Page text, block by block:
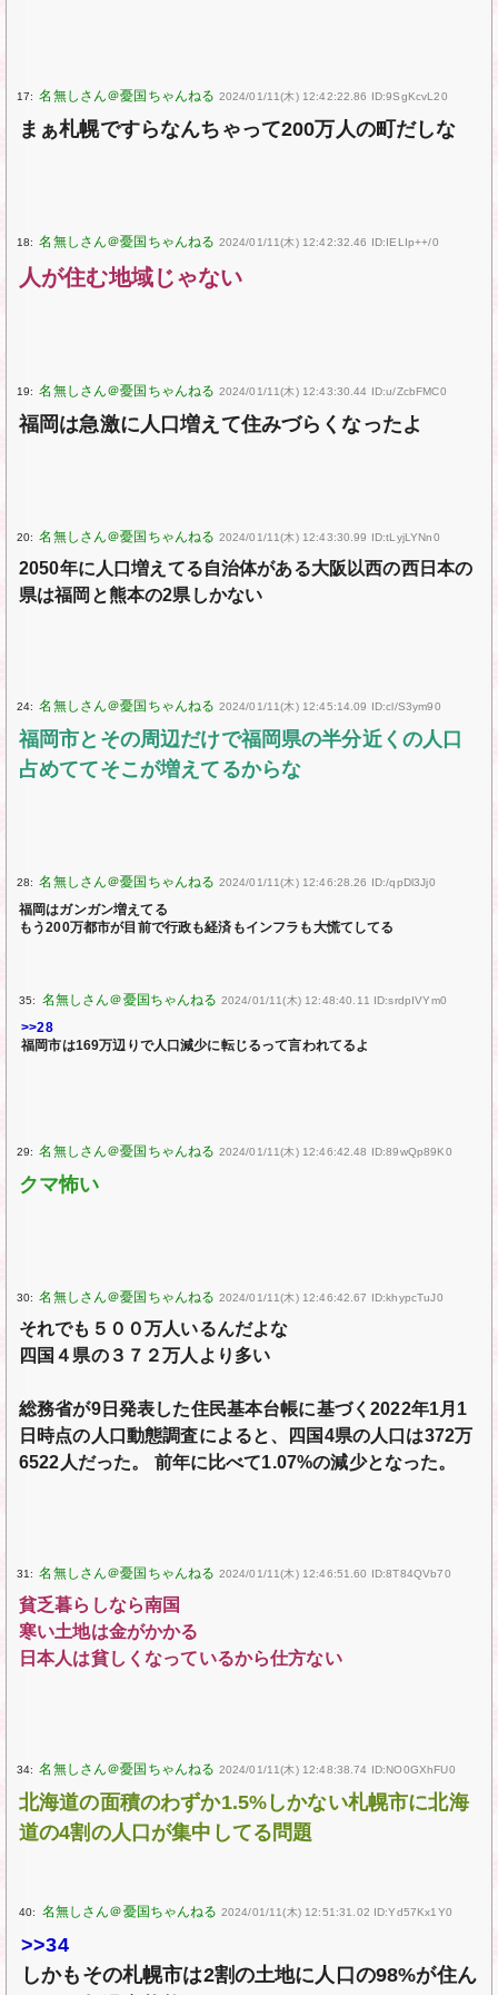
17: 2024/01/11(木) 12:42:22.86 ID:9SgKcvL20
まぁ札幌ですらなんちゃって200万人の町だしな
18: 2024/01/11(木) 12:42:32.46 ID:IELIp++/0
人が住む地域じゃない
19: 2024/01/11(木) 12:43:30.44 ID:u/ZcbFMC0
福岡は急激に人口増えて住みづらくなったよ
20: 2024/01/11(木) 12:43:30.99 ID:tLyjLYNn0
2050年に人口増えてる自治体がある大阪以西の西日本の
県は福岡と熊本の2県しかない
24: 2024/01/11(木) 12:45:14.09 ID:cl/S3ym90
福岡市とその周辺だけで福岡県の半分近くの人口
占めててそこが増えてるからな
28: 2024/01/11(木) 12:46:28.26 ID:/qpDl3Jj0
福岡はガンガン増えてる
もう200万都市が目前で行政も経済もインフラも大慌てしてる
35: 2024/01/11(木) 12:48:40.11 ID:srdpIVYm0
>>28
福岡市は169万辺りで人口減少に転じるって言われてるよ
29: 2024/01/11(木) 12:46:42.48 ID:89wQp89K0
クマ怖い
30: 2024/01/11(木) 12:46:42.67 ID:khypcTuJ0
それでも５００万人いるんだよな
四国４県の３７２万人より多い
総務省が9日発表した住民基本台帳に基づく2022年1月1
日時点の人口動態調査によると、四国4県の人口は372万
6522人だった。 前年に比べて1.07%の減少となった。
31: 2024/01/11(木) 12:46:51.60 ID:8T84QVb70
貧乏暮らしなら南国
寒い土地は金がかかる
日本人は貧しくなっているから仕方ない
34: 2024/01/11(木) 12:48:38.74 ID:NO0GXhFU0
北海道の面積のわずか1.5%しかない札幌市に北海
道の4割の人口が集中してる問題
40: 2024/01/11(木) 12:51:31.02 ID:Yd57Kx1Y0
>>34
しかもその札幌市は2割の土地に人口の98%が住ん